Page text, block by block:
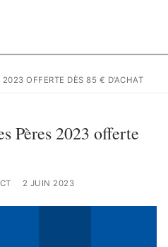
OFFERTE DÈS 85 € D’ACHAT
Pères 2023 offerte
2 JUIN 2023